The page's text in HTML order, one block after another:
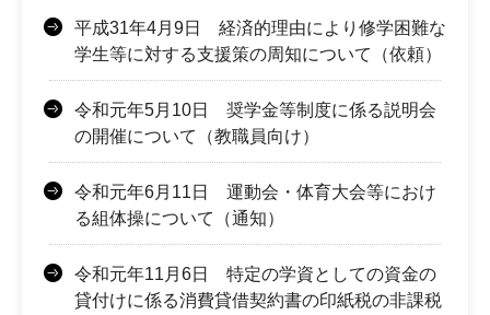
平成31年4月9日 経済的理由により修学困難な
学生等に対する支援策の周知について（依頼）
令和元年5月10日 奨学金等制度に係る説明会
の開催について（教職員向け）
令和元年6月11日 運動会・体育大会等におけ
る組体操について（通知）
令和元年11月6日 特定の学資としての資金の
貸付けに係る消費貸借契約書の印紙税の非課税